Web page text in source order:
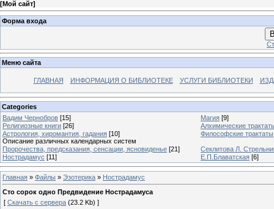
[Мой сайт]
Форма входа
Меню сайта
ГЛАВНАЯ ИНФОРМАЦИЯ О БИБЛИОТЕКЕ УСЛУГИ БИБЛИОТЕКИ
Categories
Вадим Чернобров [15] Магия [9]
Религиозные книги [26]
Алхимические
Астрология, хиромантия, гадания [10]
Описание различных календарных систем
Философские трактаты
Пророчества, предсказания, сенсации, ясновиденье [21]
Секлитова Л.
Нострадамус [11] Е.П.Блаватская [6]
Главная » Файлы » Эзотерика » Нострадамус
Сто сорок одно Предвидение Нострадамуса
[ Скачать с сервера (23.2 Kb) ]